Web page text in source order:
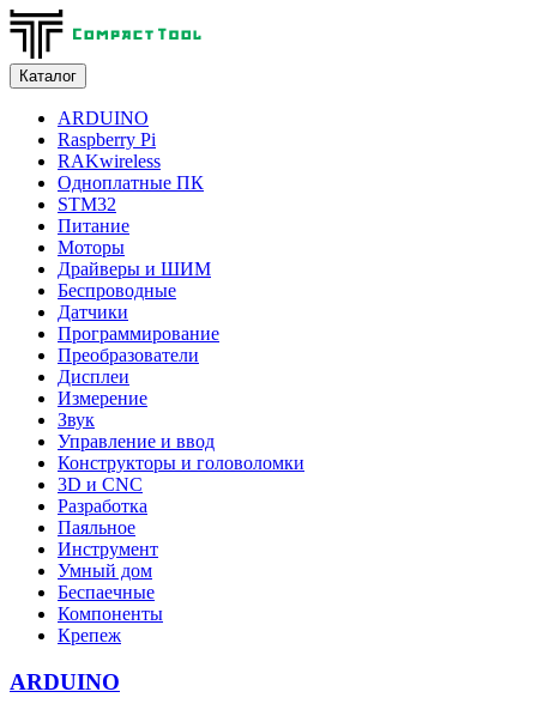
Каталог
ARDUINO
Raspberry Pi
RAKwireless
Одноплатные ПК
STM32
Питание
Моторы
Драйверы и ШИМ
Беспроводные
Датчики
Программирование
Преобразователи
Дисплеи
Измерение
Звук
Управление и ввод
Конструкторы и головоломки
3D и CNC
Разработка
Паяльное
Инструмент
Умный дом
Беспаечные
Компоненты
Крепеж
ARDUINO